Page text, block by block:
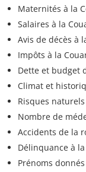
Maternités à la
Salaires à la
Avis de décès à
Impôts à la
Dette et budget
Climat et
Risques
Nombre de
Accidents de la
Délinquance à
Prénoms